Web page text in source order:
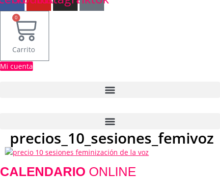
0
Carrito
Mi cuenta
precios_10_sesiones_femivoz
CALENDARIO ONLINE